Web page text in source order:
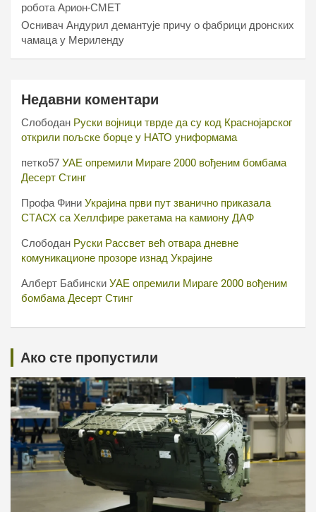
робота Арион-СМЕТ
Оснивач Андурил демантује причу о фабрици дронских
чамаца у Мериленду
Недавни коментари
Слободан Руски војници тврде да су код Краснојарског
открили пољске борце у НАТО униформама
петко57 УАЕ опремили Мираге 2000 вођеним бомбама
Десерт Стинг
Профа Фини Украјина први пут званично приказала
СТАСХ са Хеллфире ракетама на камиону ДАФ
Слободан Руски Рассвет већ отвара дневне
комуникационе прозоре изнад Украјине
Алберт Бабински УАЕ опремили Мираге 2000 вођеним
бомбама Десерт Стинг
Ако сте пропустили